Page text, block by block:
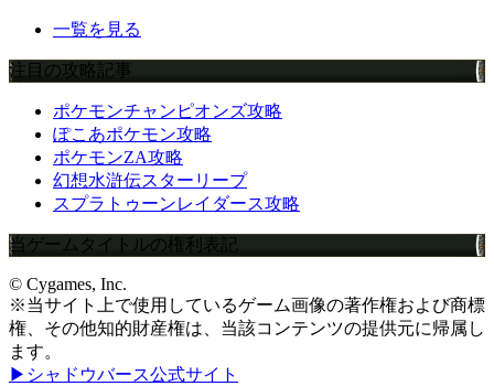
一覧を見る
注目の攻略記事
ポケモンチャンピオンズ攻略
ぽこあポケモン攻略
ポケモンZA攻略
幻想水滸伝スターリープ
スプラトゥーンレイダース攻略
当ゲームタイトルの権利表記
© Cygames, Inc.
※当サイト上で使用しているゲーム画像の著作権および商標
権、その他知的財産権は、当該コンテンツの提供元に帰属し
ます。
▶シャドウバース公式サイト